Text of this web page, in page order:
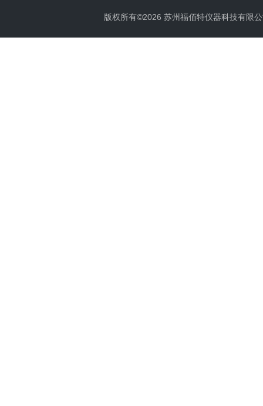
版权所有©2026 苏州福佰特仪器科技有限